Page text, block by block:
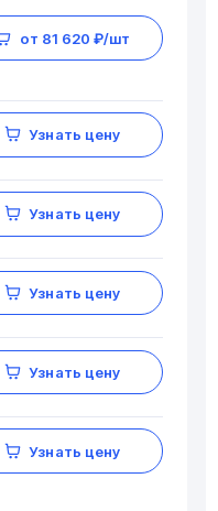
от 81 620 ₽/шт
Узнать цену
Узнать цену
Узнать цену
Узнать цену
Узнать цену